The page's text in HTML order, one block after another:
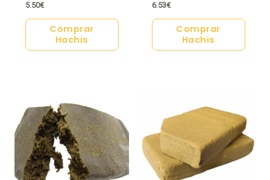
5.50€
Comprar
Hachis
6.53€
Comprar
Hachis